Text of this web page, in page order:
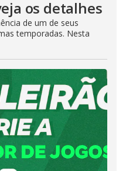
os detalhes
de um de seus
temporadas. Nesta